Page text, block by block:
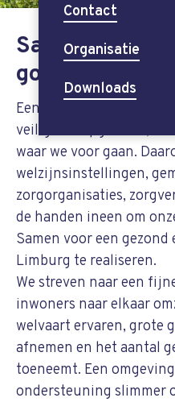
Samen voor
goed leven in
Een Zuid-Limburg waar
veilig kan opgroeien,
waar we voor gaan.
welzijnsinstellingen,
zorgorganisaties,
de handen ineen om
Samen voor een
Limburg te realiseren.
We streven naar een
inwoners naar elkaar
welvaart ervaren, grote
afnemen en het aantal
toeneemt. Een
ondersteuning slimmer
Contact
Organisatie
Downloads